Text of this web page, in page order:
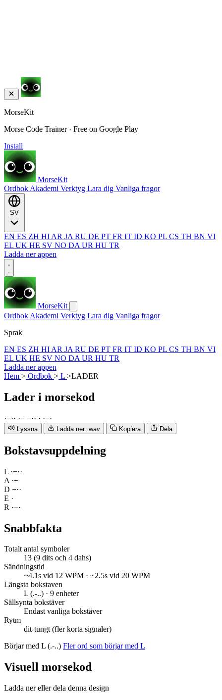
MorseKit
Morse Code Trainer · Free on Google Play
Install
MorseKit
Ordbok Akademi Verktyg Lara dig Vanliga fragor
EN ES ZH HI AR JA RU DE PT FR IT ID KO PL CS TH BN VI
EL UK HE SV NO DA UR HU TR
Ladda ner appen
MorseKit
Ordbok Akademi Verktyg Lara dig Vanliga fragor
Sprak
EN ES ZH HI AR JA RU DE PT FR IT ID KO PL CS TH BN VI
EL UK HE SV NO DA UR HU TR
Ladda ner appen
Hem > Ordbok > L >LADER
Lader i morsekod
·−·· ·− −·· · ·−·
Lyssna Ladda ner .wav Kopiera Dela
Bokstavsuppdelning
L ·−··
A ·−
D −··
E ·
R ·−·
Snabbfakta
Totalt antal symboler
13 (9 dits och 4 dahs)
Sändningstid
~4.1s vid 12 WPM · ~2.5s vid 20 WPM
Längsta bokstaven
L (.-..) · 9 enheter
Sällsynta bokstäver
Endast vanliga bokstäver
Rytm
dit-tungt (fler korta signaler)
Börjar med L (.-..) Fler ord som börjar med L
Visuell morsekod
Ladda ner eller dela denna design